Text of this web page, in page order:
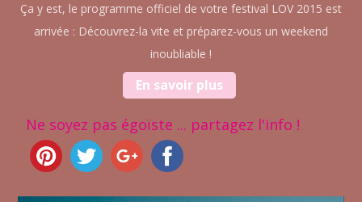
Ça y est, le programme officiel de votre festival LOV 2015 est
arrivée : Découvrez-la vite et préparez-vous un weekend
inoubliable !
En savoir plus
Ne soyez pas égoïste ... partagez l'info !